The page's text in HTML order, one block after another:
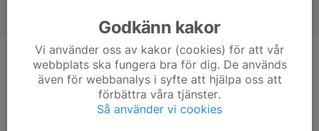
Titel
Ledare
Ålder
53 år
Godkänn kakor
Vi använder oss av kakor (cookies) för att vår
webbplats ska fungera bra för dig. De används
även för webbanalys i syfte att hjälpa oss att
förbättra våra tjänster.
Så använder vi cookies